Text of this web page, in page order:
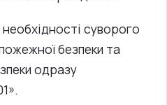
суворого
безпеки та
одразу